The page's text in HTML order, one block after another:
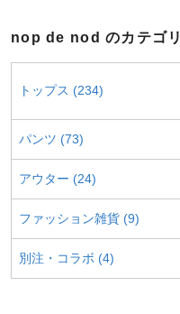
nop de nod のカテゴリ
トップス (234)
パンツ (73)
アウター (24)
ファッション雑貨 (9)
別注・コラボ (4)